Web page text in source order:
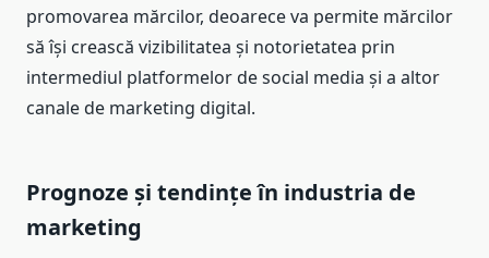
promovarea mărcilor, deoarece va permite mărcilor
să își crească vizibilitatea și notorietatea prin
intermediul platformelor de social media și a altor
canale de marketing digital.
Prognoze și tendințe în industria de
marketing